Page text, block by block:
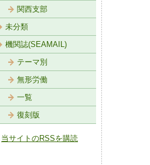
関西支部
未分類
機関誌(SEAMAIL)
テーマ別
無形労働
一覧
復刻版
当サイトのRSSを購読